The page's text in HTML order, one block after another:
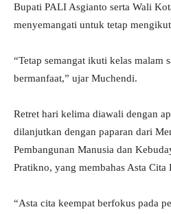
Bupati PALI Asgianto serta Wali
menyemangati untuk tetap
“Tetap semangat ikuti kelas malam
bermanfaat,” ujar Muchendi.
Retret hari kelima diawali dengan
dilanjutkan dengan paparan dari
Pembangunan Manusia dan
Pratikno, yang membahas Asta Cita
“Asta cita keempat berfokus pada